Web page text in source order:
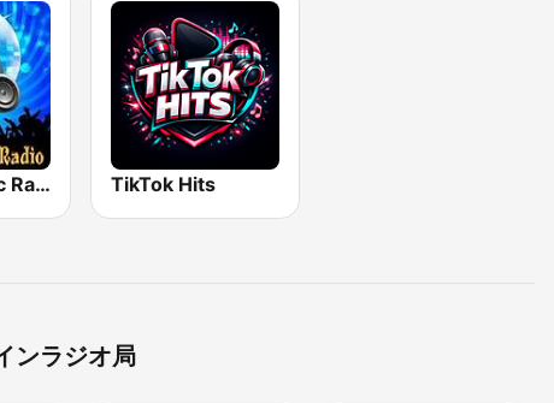
House Music Radio TikTok Hits
ンラジオ局